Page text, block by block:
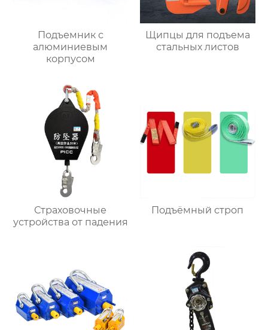
Подъемник с
алюминиевым
корпусом
Щипцы для подъема
стальных листов
Страховочные
устройства от падения
Подъёмный строп